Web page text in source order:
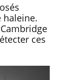
haleine.
ces